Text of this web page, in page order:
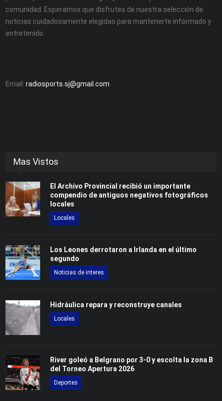
comunidad. Esperamos que disfrutes de nuestra selección de
noticias cuidadosamente elegidas para mantenerte informado y
entretenido.
Email:radiosports.sj@gmail.com
Mas Vistos
El Archivo Provincial recibió un importante
compendio de antiguos negativos fotográficos
locales
Locales
Los Leones derrotaron a Irlanda en el último
segundo
Noticias de interes
Hidráulica repara y reconstruye canales
Locales
River goleó a Belgrano por 3-0 y escolta la zona B
del Torneo Apertura 2026
Deportes